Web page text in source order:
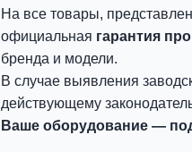
На все товары,
официальная гарантия
бренда и модели.
В случае выявления
действующему
Ваше оборудование —